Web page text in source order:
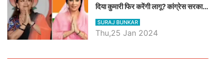
दिया कुमारी फिर करेंगी लागू? कांग्रेस सरकार
ने किया था निरस्त
SURAJ BUNKAR
Thu,25 Jan 2024